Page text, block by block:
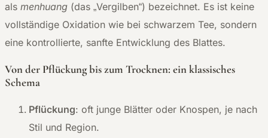
als menhuang (das „Vergilben“) bezeichnet. Es ist keine
vollständige Oxidation wie bei schwarzem Tee, sondern
eine kontrollierte, sanfte Entwicklung des Blattes.
Von der Pflückung bis zum Trocknen: ein klassisches
Schema
Pflückung: oft junge Blätter oder Knospen, je nach
Stil und Region.